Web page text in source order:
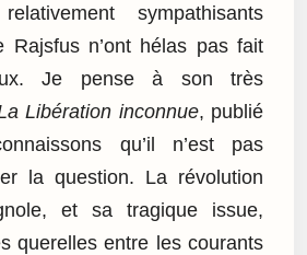
sympathisants
Rajsfus n’ont hélas pas fait
Je pense à son très
Libération inconnue, publié
qu’il n’est pas
la question. La révolution
et sa tragique issue,
querelles entre les courants